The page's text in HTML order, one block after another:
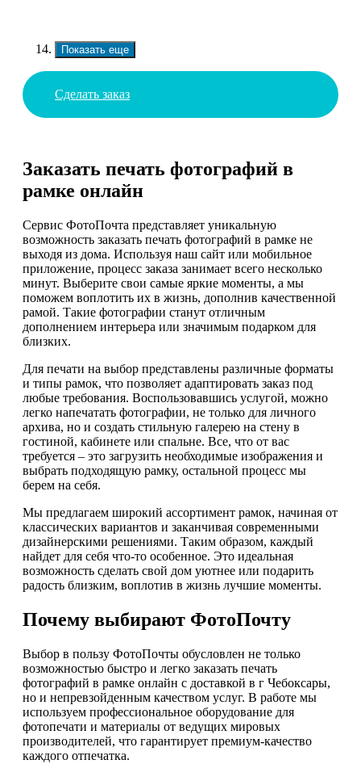
Показать еще
Сделать заказ
Заказать печать фотографий в
рамке онлайн
Сервис ФотоПочта представляет уникальную
возможность заказать печать фотографий в рамке не
выходя из дома. Используя наш сайт или мобильное
приложение, процесс заказа занимает всего несколько
минут. Выберите свои самые яркие моменты, а мы
поможем воплотить их в жизнь, дополнив качественной
рамой. Такие фотографии станут отличным
дополнением интерьера или значимым подарком для
близких.
Для печати на выбор представлены различные форматы
и типы рамок, что позволяет адаптировать заказ под
любые требования. Воспользовавшись услугой, можно
легко напечатать фотографии, не только для личного
архива, но и создать стильную галерею на стену в
гостиной, кабинете или спальне. Все, что от вас
требуется – это загрузить необходимые изображения и
выбрать подходящую рамку, остальной процесс мы
берем на себя.
Мы предлагаем широкий ассортимент рамок, начиная от
классических вариантов и заканчивая современными
дизайнерскими решениями. Таким образом, каждый
найдет для себя что-то особенное. Это идеальная
возможность сделать свой дом уютнее или подарить
радость близким, воплотив в жизнь лучшие моменты.
Почему выбирают ФотоПочту
Выбор в пользу ФотоПочты обусловлен не только
возможностью быстро и легко заказать печать
фотографий в рамке онлайн с доставкой в г Чебоксары,
но и непревзойденным качеством услуг. В работе мы
используем профессиональное оборудование для
фотопечати и материалы от ведущих мировых
производителей, что гарантирует премиум-качество
каждого отпечатка.